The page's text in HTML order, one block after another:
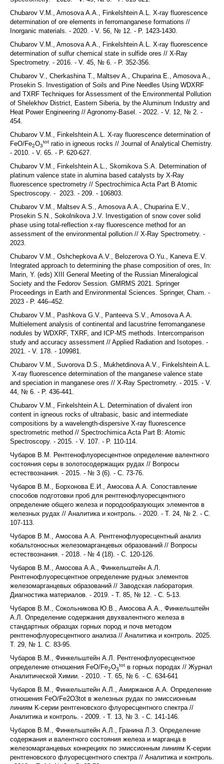
Chubarov V.M., Amosova A.A., Finkelshtein A.L. X-ray fluorescence
determination of ore elements in ferromanganese formations //
Inorganic materials. - 2020. - V. 56, № 12. - P. 1423-1430.
Chubarov V.M., Amosova A.A., Finkelshtein A.L. X-ray fluorescence
determination of sulfur chemical state in sulfide ores // X-Ray
Spectrometry. - 2016. - V. 45, № 6. - P. 352-356.
Chubarov V., Cherkashina T., Maltsev A., Chuparina E., Amosova A.,
Prosekin S. Investigation of Soils and Pine Needles Using WDXRF
and TXRF Techniques for Assessment of the Environmental Pollution
of Shelekhov District, Eastern Siberia, by the Aluminum Industry and
Heat Power Engineering // Agronomy-Basel. - 2022. - V. 12, № 2. -
454.
Chubarov V.M., Finkelshtein A.L. X-ray fluorescence determination of
FeO/Fe2O3
tot ratio in igneous rocks // Journal of Analytical Chemistry.
- 2010. - V. 65. - P. 620-627.
Chubarov V.M., Finkelshtein A.L., Skornikova S.A. Determination of
platinum valence state in alumina based catalysts by X-Ray
fluorescence spectrometry // Spectrochimica Acta Part B Atomic
Spectroscopy. - 2023. - 209. - 106803.
Chubarov V.M., Maltsev A.S., Amosova A.A., Chuparina E.V.,
Prosekin S.N., Sokolnikova J.V. Investigation of snow cover solid
phase using total-reflection x-ray fluorescence method for an
assessment of the environmental pollution // X-Ray Spectrometry. -
2023.
Chubarov V.M., Oshchepkova A.V., Belozerova O.Yu., Kaneva E.V.
Integrated approach to determining the phase composition of ores, In:
Marin, Y. (eds) XIII General Meeting of the Russian Mineralogical
Society and the Fedorov Session. GMRMS 2021. Springer
Proceedings in Earth and Environmental Sciences. Springer, Cham. -
2023 - P. 446–452.
Chubarov V.M., Pashkova G.V., Panteeva S.V., Amosova A.A.
Multielement analysis of continental and lacustrine ferromanganese
nodules by WDXRF, TXRF, and ICP-MS methods. Intercomparison
study and accuracy assessment // Applied Radiation and Isotopes. -
2021. - V. 178. - 109981.
Chubarov V.M., Suvorova D.S., Mukhetdinova A.V., Finkelshtein A.L.
X-ray fluorescence determination of the manganese valence state
and speciation in manganese ores // X-Ray Spectrometry. - 2015. - V.
44, № 6. - P. 436-441.
Chubarov V.M., Finkelshtein A.L. Determination of divalent iron
content in igneous rocks of ultrabasic, basic and intermediate
compositions by a wavelength-dispersive X-ray fluorescence
spectrometric method // Spectrochimica Acta Part B: Atomic
Spectroscopy. - 2015. - V. 107. - P. 110-114.
Чубаров В.М. Рентгенофлуоресцентное определение валентного
состояния серы в золотосодержащих рудах // Вопросы
естествознания. - 2015. - № 3 (6). - С. 73-76.
Чубаров В.М., Борхонова Е.И., Амосова А.А. Сопоставление
способов подготовки проб для рентгенофлуоресцентного
определение общего железа и породообразующих элементов в
железных рудах // Аналитика и контроль. - 2020. - Т. 24, № 2. - С.
107-113.
Чубаров В.М., Амосова А.А. Рентгенофлуоресцентный анализ
кобальтоносных железомарганцевых образований // Вопросы
естествознания. - 2018. - № 4 (18). - С. 120-126.
Чубаров В.М., Амосова А.А., Финкельштейн А.Л.
Рентгенофлуоресцентное определение рудных элементов
железомарганцевых образований // Заводская лаборатория.
Диагностика материалов. - 2019. - Т. 85, № 12. - С. 5-13.
Чубаров В.М., Сокольникова Ю.В., Амосова А.А., Финкельштейн
А.Л. Определение содержания двухвалентного железа в
стандартных образцах горных пород и почв методом
рентгенофлуоресцентного анализа // Аналитика и контроль. 2025.
Т. 29, № 1. С. 83-95.
Чубаров В.M., Финкельштейн А.Л. Рентгенофлуоресцентное
определение отношения FeO/Fe2O3
tot в горных породах // Журнал
Аналитической Химии. - 2010. - Т. 65, № 6. - С. 634-641
Чубаров В.М., Финкельштейн А.Л., Амиржанов А.А. Определение
отношения FeO/Fe2O3tot в железных рудах по эмиссионным
линиям K-серии рентгеновского флуоресцентного спектра //
Аналитика и контроль. - 2009. - Т. 13, № 3. - С. 141-146.
Чубаров В.М., Финкельштейн А.Л., Гранина Л.З. Определение
содержания и валентного состояния железа и марганца в
железомарганцевых конкрециях по эмиссионным линиям K-серии
рентгеновского флуоресцентного спектра // Аналитика и контроль.